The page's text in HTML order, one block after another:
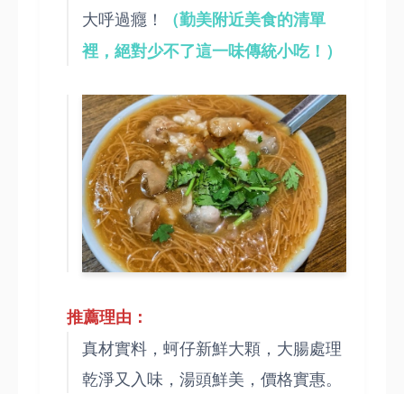
大呼過癮！
（勤美附近美食的清單
裡，絕對少不了這一味傳統小吃！）
推薦理由：
真材實料，蚵仔新鮮大顆，大腸處理
乾淨又入味，湯頭鮮美，價格實惠。